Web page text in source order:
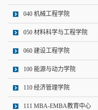
040 机械工程学院
050 材料科学与工程学院
060 建设工程学院
100 能源与动力学院
110 经济管理学院
111 MBA-EMBA教育中心